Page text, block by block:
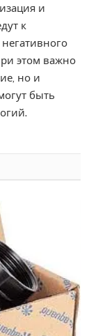
и
к
этом важно
но и
быть